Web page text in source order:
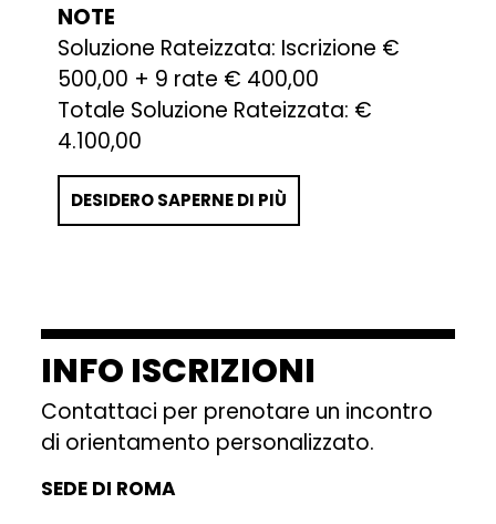
NOTE
Soluzione Rateizzata: Iscrizione €
500,00 + 9 rate € 400,00
Totale Soluzione Rateizzata: €
4.100,00
DESIDERO SAPERNE DI PIÙ
INFO ISCRIZIONI
Contattaci per prenotare un incontro
di orientamento personalizzato.
SEDE DI ROMA